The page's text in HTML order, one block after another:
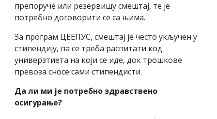
препоруче или резервишу смештај, те је
потребно договорити се са њима.
За програм ЦЕЕПУС, смештај је често укључен у
стипендију, па се треба распитати код
универзтиета на који се иде, док трошкове
превоза сносе сами стипендисти.
Да ли ми је потребно здравствено
осигурање?